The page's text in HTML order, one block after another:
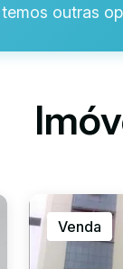
outras
Venda